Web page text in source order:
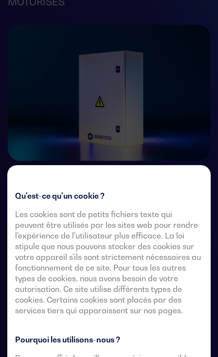
Qu'est-ce qu'un cookie ?
Les cookies sont de petits fichiers texte qui
peuvent être utilisés par les sites web pour rendre
l'expérience de l'utilisateur plus efficace. La loi
stipule que nous pouvons stocker des cookies sur
votre appareil s'ils sont strictement nécessaires au
fonctionnement de ce site. Pour tous les autres
types de cookies, nous avons besoin de votre
autorisation. Ce site utilise différents types de
cookies. Certains cookies sont placés par des
services tiers qui apparaissent sur nos pages.
Pourquoi les utilisons-nous ?
avec une coupure entièrement apparente. Ils
triphasées par l’intermédiaire de contacts à distance
exempts de tension, à partir d’un contrôleur
automatique externe, utilisant une logique d’impulsions
ou un interrupteur.
Ils sont conçus pour être utilisés dans des systèmes
d’alimentation à basse tension où une interruption de
l’alimentation de la charge est acceptable pendant le
transfert.
Fiches techniques du commutateur de